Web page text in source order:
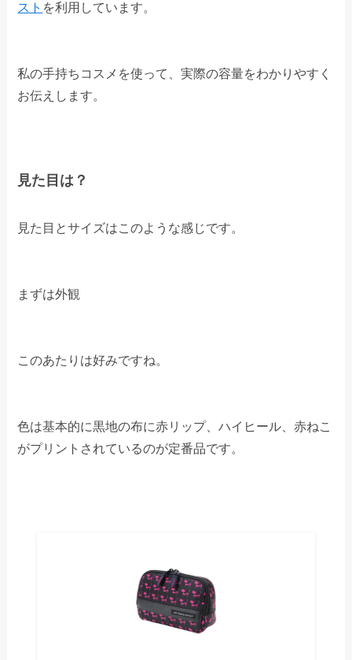
スト を利用しています。
私の手持ちコスメを使って、実際の容量をわかりやすく
お伝えします。
見た目は？
見た目とサイズはこのような感じです。
まずは外観
このあたりは好みですね。
色は基本的に黒地の布に赤リップ、ハイヒール、赤ねこ
がプリントされているのが定番品です。